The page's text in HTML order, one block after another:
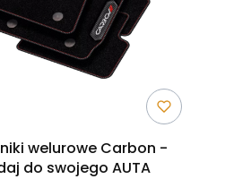
welurowe Carbon -
do swojego AUTA